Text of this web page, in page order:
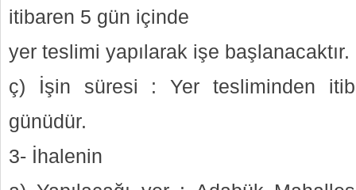
itibaren 5 gün içinde
yer teslimi yapılarak işe başlanacaktır.
ç) İşin süresi : Yer tesliminden
günüdür.
3- İhalenin